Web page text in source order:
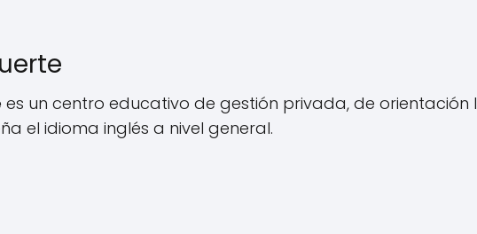
es un centro educativo de gestión privada, de orientación
el idioma inglés a nivel general.